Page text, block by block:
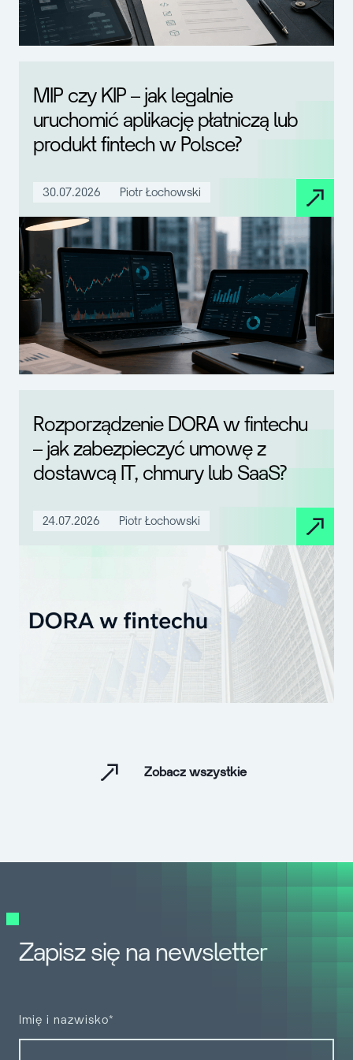
MIP czy KIP – jak legalnie
uruchomić aplikację płatniczą lub
produkt fintech w Polsce?
30.07.2026 Piotr Łochowski
Rozporządzenie DORA w fintechu
– jak zabezpieczyć umowę z
dostawcą IT, chmury lub SaaS?
24.07.2026 Piotr Łochowski
Zobacz wszystkie
Zapisz się na newsletter
Imię i nazwisko*